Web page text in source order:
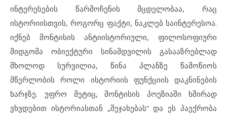
ინტერესების წარმოჩენის მცდელობაა, რაც
ისტორიისთვის, როგორც ფაქტი, ნაკლებ საინტერესოა.
იქნებ მონტისის ანტიისტორიული, ფილოსოფიური
მიდგომა ობიექტური სინამდვილის გასააზრებლად
მხოლოდ სურვილია, წინა პლანზე წამოწიოს
მწერლობის როლი ისტორიის ფუნქციის დაკნინების
ხარჯზე. უფრო მეტიც, მონტისის პოეზიაში ხშირად
ვხვდებით ისტორიასთან „შეჯახებას“ და ეს პაექრობა